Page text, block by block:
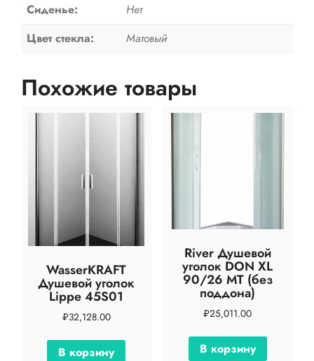
Сиденье:
Нет
Цвет стекла:
Матовый
Похожие товары
WasserKRAFT
Душевой уголок
Lippe 45S01
₽32,128.00
В корзину
River Душевой
уголок DON XL
90/26 МТ (без
поддона)
₽25,011.00
В корзину